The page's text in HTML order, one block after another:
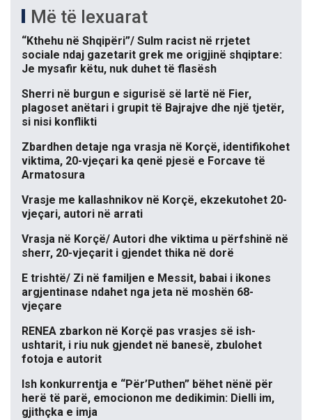
Më të lexuarat
“Kthehu në Shqipëri”/ Sulm racist në rrjetet
sociale ndaj gazetarit grek me origjinë shqiptare:
Je mysafir këtu, nuk duhet të flasësh
Sherri në burgun e sigurisë së lartë në Fier,
plagoset anëtari i grupit të Bajrajve dhe një tjetër,
si nisi konflikti
Zbardhen detaje nga vrasja në Korçë, identifikohet
viktima, 20-vjeçari ka qenë pjesë e Forcave të
Armatosura
Vrasje me kallashnikov në Korçë, ekzekutohet 20-
vjeçari, autori në arrati
Vrasja në Korçë/ Autori dhe viktima u përfshinë në
sherr, 20-vjeçarit i gjendet thika në dorë
E trishtë/ Zi në familjen e Messit, babai i ikones
argjentinase ndahet nga jeta në moshën 68-
vjeçare
RENEA zbarkon në Korçë pas vrasjes së ish-
ushtarit, i riu nuk gjendet në banesë, zbulohet
fotoja e autorit
Ish konkurrentja e “Për’Puthen” bëhet nënë për
herë të parë, emocionon me dedikimin: Dielli im,
gjithçka e imja